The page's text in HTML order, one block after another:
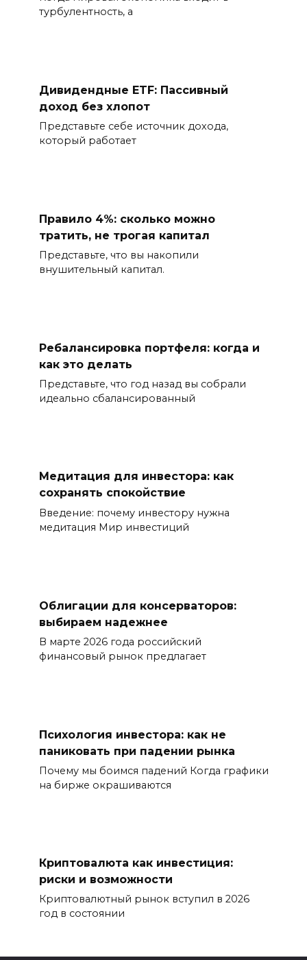
турбулентность, а
Дивидендные ETF: Пассивный
доход без хлопот
Представьте себе источник дохода,
который работает
Правило 4%: сколько можно
тратить, не трогая капитал
Представьте, что вы накопили
внушительный капитал.
Ребалансировка портфеля: когда и
как это делать
Представьте, что год назад вы собрали
идеально сбалансированный
Медитация для инвестора: как
сохранять спокойствие
Введение: почему инвестору нужна
медитация Мир инвестиций
Облигации для консерваторов:
выбираем надежнее
В марте 2026 года российский
финансовый рынок предлагает
Психология инвестора: как не
паниковать при падении рынка
Почему мы боимся падений Когда графики
на бирже окрашиваются
Криптовалюта как инвестиция:
риски и возможности
Криптовалютный рынок вступил в 2026
год в состоянии